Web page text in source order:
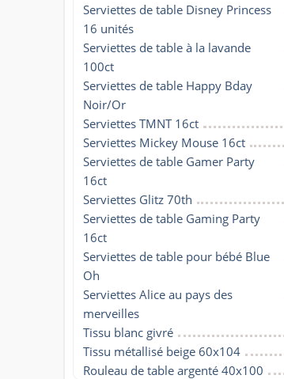
Serviettes de table Disney Princess
16 unités
Serviettes de table à la lavande
100ct
Serviettes de table Happy Bday
Noir/Or
Serviettes TMNT 16ct
Serviettes Mickey Mouse 16ct
Serviettes de table Gamer Party
16ct
Serviettes Glitz 70th
Serviettes de table Gaming Party
16ct
Serviettes de table pour bébé Blue
Oh
Serviettes Alice au pays des
merveilles
Tissu blanc givré
Tissu métallisé beige 60x104
Rouleau de table argenté 40x100